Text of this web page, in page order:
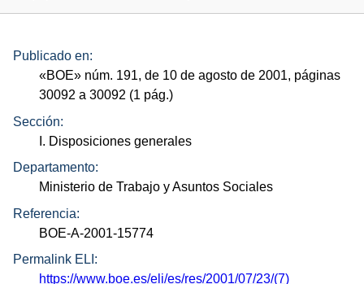
Publicado en:
«BOE» núm. 191, de 10 de agosto de 2001, páginas
30092 a 30092 (1 pág.)
Sección:
I. Disposiciones generales
Departamento:
Ministerio de Trabajo y Asuntos Sociales
Referencia:
BOE-A-2001-15774
Permalink ELI:
https://www.boe.es/eli/es/res/2001/07/23/(7)